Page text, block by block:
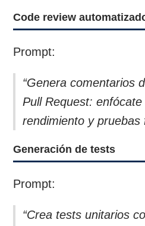
Code review
Prompt:
“Genera comentarios
Pull Request:
rendimiento y pruebas
Generación de tests
Prompt:
“Crea tests unitarios